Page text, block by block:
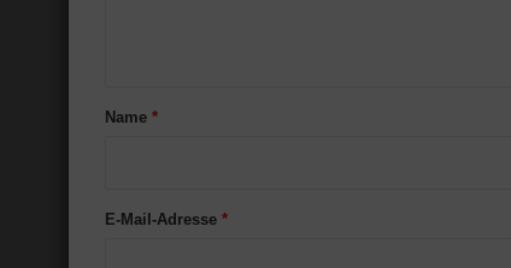
aName *
E-Mail-Adresse *